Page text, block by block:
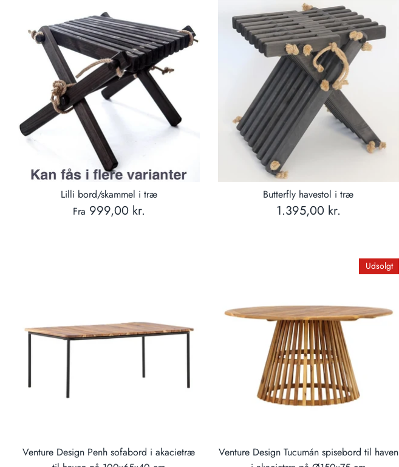
Lilli bord/skammel i træ
Fra 999,00 kr.
Butterfly havestol i træ
1.395,00 kr.
Venture Design Penh sofabord i akacietræ
Venture Design Tucumán spisebord til haven
Udsolgt